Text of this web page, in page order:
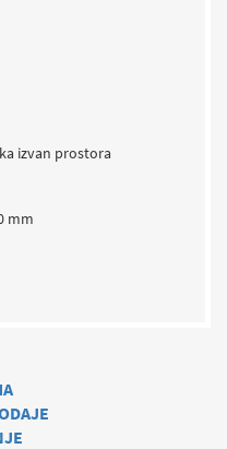
izvan prostora
mm